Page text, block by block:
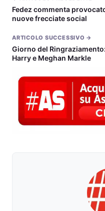
Fedez commenta
nuove frecciate social
ARTICOLO SUCCESSIVO →
Giorno del
Harry e Meghan Markle